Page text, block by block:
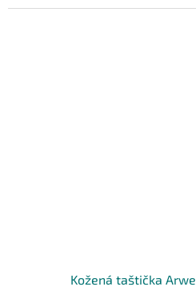
Kožená taštička